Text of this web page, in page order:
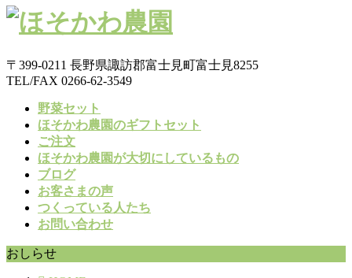
〒399-0211 長野県諏訪郡富士見町富士見8255
TEL/FAX 0266-62-3549
野菜セット
ほそかわ農園のギフトセット
ご注文
ほそかわ農園が大切にしているもの
ブログ
お客さまの声
つくっている人たち
お問い合わせ
おしらせ